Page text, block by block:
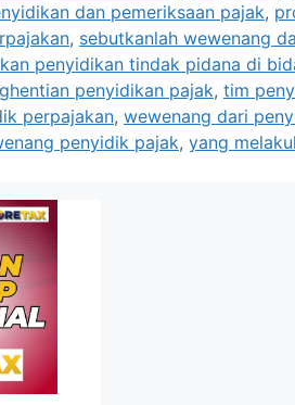
dan pemeriksaan pajak,
, sebutkanlah wewenang
penyidikan tindak pidana di
penyidikan pajak, tim
perpajakan, wewenang dari
penyidik pajak, yang